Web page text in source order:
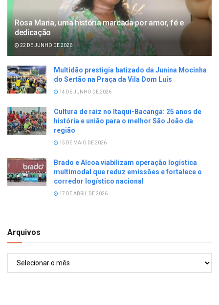
Rosa Maria, uma história marcada por amor, fé e
dedicação
22 DE JUNHO DE 2026
Multidão prestigia batizado da Junina Mocinha
do Sertão na Praça da Vila Dom Luís
14 DE JUNHO DE 2026
Cultura de raiz no Itaqui-Bacanga: 25 anos de
história e união para o melhor São João da
região
15 DE MAIO DE 2026
Brado e Alcoa viabilizam operação logística
multimodal que reduz emissões e fortalece o
corredor logístico nacional
17 DE ABRIL DE 2026
Arquivos